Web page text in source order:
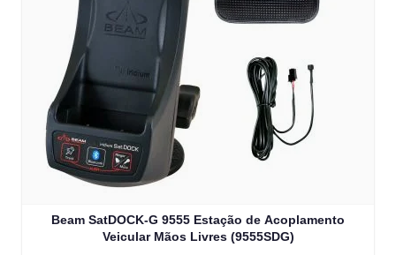
Beam SatDOCK-G 9555 Estação de Acoplamento
Veicular Mãos Livres (9555SDG)